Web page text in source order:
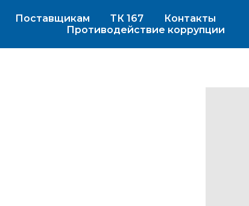
Поставщикам ТК 167
Контакты
Противодействие коррупции